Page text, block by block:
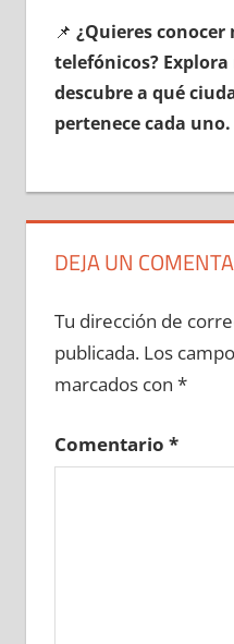
📌 ¿Quieres conocer
telefónicos?
descubre а qué
pertenece cada uno.
DEJA UN
Tu dirección de
publicada. Los
marcados con *
Comentario *